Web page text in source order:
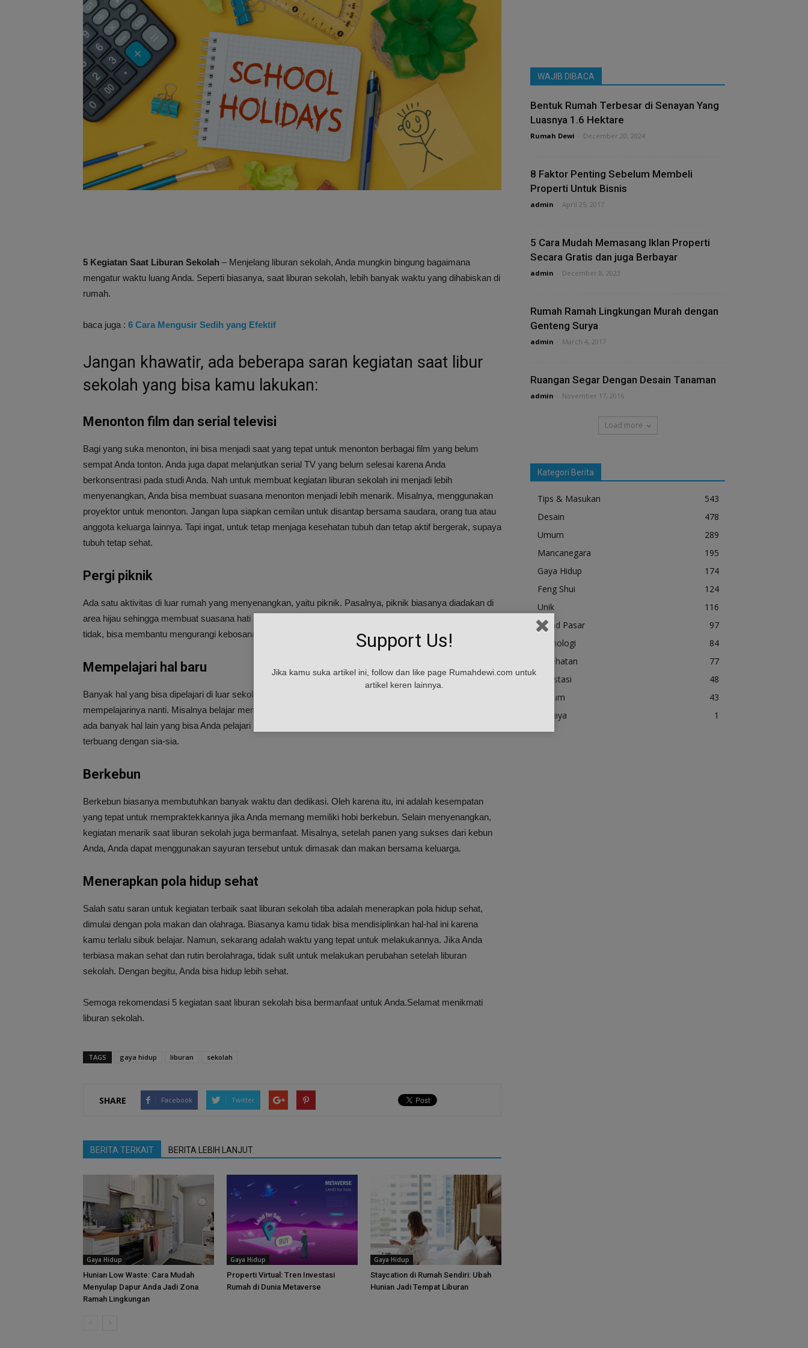
5 Kegiatan Saat Liburan Sekolah – Menjelang liburan sekolah, Anda mungkin bingung bagaimana
mengatur waktu luang Anda. Seperti biasanya, saat liburan sekolah, lebih banyak waktu yang dihabiskan di
rumah.
baca juga : 6 Cara Mengusir Sedih yang Efektif
Jangan khawatir, ada beberapa saran kegiatan saat libur
sekolah yang bisa kamu lakukan:
Menonton film dan serial televisi
Bagi yang suka menonton, ini bisa menjadi saat yang tepat untuk menonton berbagai film yang belum
sempat Anda tonton. Anda juga dapat melanjutkan serial TV yang belum selesai karena Anda
berkonsentrasi pada studi Anda. Nah untuk membuat kegiatan liburan sekolah ini menjadi lebih
menyenangkan, Anda bisa membuat suasana menonton menjadi lebih menarik. Misalnya, menggunakan
proyektor untuk menonton. Jangan lupa siapkan cemilan untuk disantap bersama saudara, orang tua atau
anggota keluarga lainnya. Tapi ingat, untuk tetap menjaga kesehatan tubuh dan tetap aktif bergerak, supaya
tubuh tetap sehat.
Pergi piknik
Ada satu aktivitas di luar rumah yang menyenangkan, yaitu piknik. Pasalnya, piknik biasanya diadakan di
area hijau sehingga membuat suasana hati lebih ceria. Makanan juga bisa disiapkan dari rumah. Paling
tidak, bisa membantu mengurangi kebosanan berada di rumah terus menerus.
Mempelajari hal baru
Banyak hal yang bisa dipelajari di luar sekolah. Cobalah untuk mencari tahu minat Anda dan Anda bisa
mempelajarinya nanti. Misalnya belajar memasak, belajar bahasa baru atau belajar seni bela diri. Selain itu,
ada banyak hal lain yang bisa Anda pelajari selama liburan. Ini pasti akan membuat liburan Anda tidak
terbuang dengan sia-sia.
Berkebun
Berkebun biasanya membutuhkan banyak waktu dan dedikasi. Oleh karena itu, ini adalah kesempatan
yang tepat untuk mempraktekkannya jika Anda memang memiliki hobi berkebun. Selain menyenangkan,
kegiatan menarik saat liburan sekolah juga bermanfaat. Misalnya, setelah panen yang sukses dari kebun
Anda, Anda dapat menggunakan sayuran tersebut untuk dimasak dan makan bersama keluarga.
Menerapkan pola hidup sehat
Salah satu saran untuk kegiatan terbaik saat liburan sekolah tiba adalah menerapkan pola hidup sehat,
dimulai dengan pola makan dan olahraga. Biasanya kamu tidak bisa mendisiplinkan hal-hal ini karena
kamu terlalu sibuk belajar. Namun, sekarang adalah waktu yang tepat untuk melakukannya. Jika Anda
terbiasa makan sehat dan rutin berolahraga, tidak sulit untuk melakukan perubahan setelah liburan
sekolah. Dengan begitu, Anda bisa hidup lebih sehat.
Semoga rekomendasi 5 kegiatan saat liburan sekolah bisa bermanfaat untuk Anda.Selamat menikmati
liburan sekolah.
TAGS gaya hidup liburan sekolah
SHARE Facebook Twitter
BERITA TERKAIT BERITA LEBIH LANJUT
Gaya Hidup
Hunian Low Waste: Cara Mudah
Menyulap Dapur Anda Jadi Zona
Ramah Lingkungan
Gaya Hidup
Properti Virtual: Tren Investasi
Rumah di Dunia Metaverse
Gaya Hidup
Staycation di Rumah Sendiri: Ubah
Hunian Jadi Tempat Liburan
WAJIB DIBACA
Bentuk Rumah Terbesar di Senayan Yang
Luasnya 1.6 Hektare
Rumah Dewi December 20, 2024
8 Faktor Penting Sebelum Membeli
Properti Untuk Bisnis
admin April 25, 2017
5 Cara Mudah Memasang Iklan Properti
Secara Gratis dan juga Berbayar
admin December 8, 2023
Rumah Ramah Lingkungan Murah dengan
Genteng Surya
admin March 4, 2017
Ruangan Segar Dengan Desain Tanaman
admin November 17, 2016
Load more
Kategori Berita
Tips & Masukan
543
Desain
478
Umum
289
Mancanegara
195
Gaya Hidup
174
Feng Shui
124
Unik
116
Trend Pasar
97
Teknologi
84
kesehatan
77
Investasi
48
Hukum
43
Budaya
1
Support Us!
Jika kamu suka artikel ini, follow dan like page Rumahdewi.com untuk
artikel keren lainnya.